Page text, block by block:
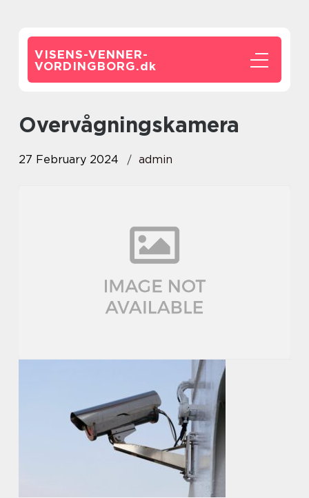
VISENS-VENNER-
VORDINGBORG.dk
overvågningskamera
27 February 2024 admin